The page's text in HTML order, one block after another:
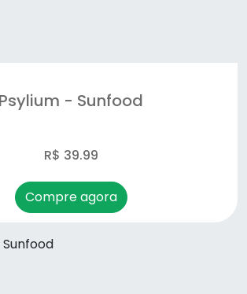
Psylium - Sunfood
R$ 39.99
Compre agora